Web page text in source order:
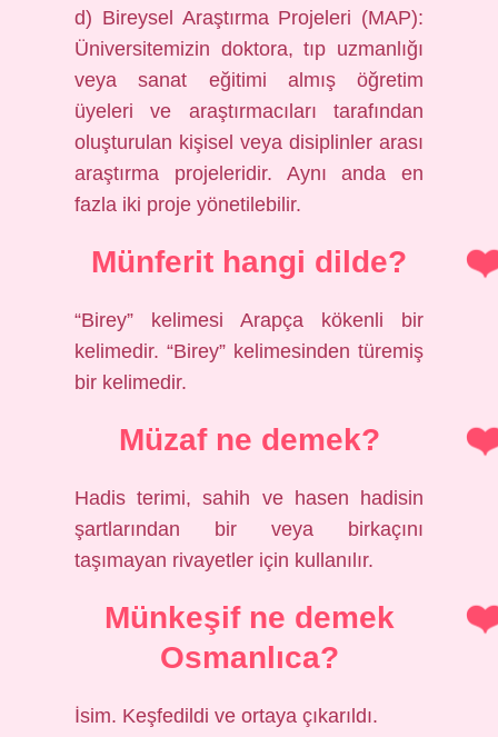
d) Bireysel Araştırma Projeleri (MAP):
Üniversitemizin doktora, tıp uzmanlığı
veya sanat eğitimi almış öğretim
üyeleri ve araştırmacıları tarafından
oluşturulan kişisel veya disiplinler arası
araştırma projeleridir. Aynı anda en
fazla iki proje yönetilebilir.
Münferit hangi dilde?
“Birey” kelimesi Arapça kökenli bir
kelimedir. “Birey” kelimesinden türemiş
bir kelimedir.
Müzaf ne demek?
Hadis terimi, sahih ve hasen hadisin
şartlarından bir veya birkaçını
taşımayan rivayetler için kullanılır.
Münkeşif ne demek
Osmanlıca?
İsim. Keşfedildi ve ortaya çıkarıldı.